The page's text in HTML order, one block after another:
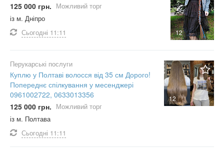
12
125 000 грн. Можливий торг
із м. Дніпро
Сьогодні 11:11
12
Перукарські послуги
Куплю у Полтаві волосся від 35 см Дорого!
Попереднє спілкування у месенджері
0961002722, 0633013356
125 000 грн. Можливий торг
із м. Полтава
Сьогодні 11:11